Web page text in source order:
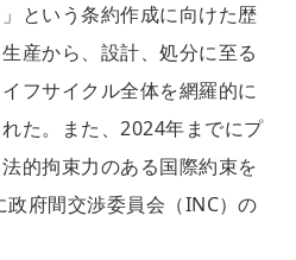
という条約作成に向けた歴
産から、設計、処分に至る
フサイクル全体を網羅的に
た。また、2024年までにプ
的拘束力のある国際約束を
府間交渉委員会（INC）の